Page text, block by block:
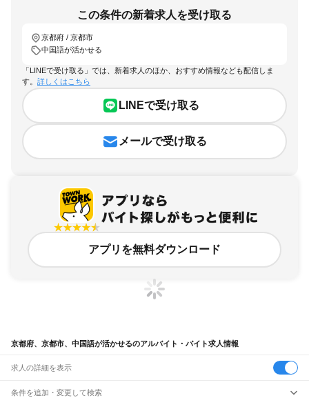
この条件の新着求人を受け取る
京都府 / 京都市
中国語が活かせる
「LINEで受け取る」では、新着求人のほか、おすすめ情報なども配信しま
す。 詳しくはこちら
LINEで受け取る
メールで受け取る
アプリを無料ダウンロード
京都府、京都市、中国語が活かせるのアルバイト・バイト求人情報
求人の詳細を表示
条件を追加・変更して検索